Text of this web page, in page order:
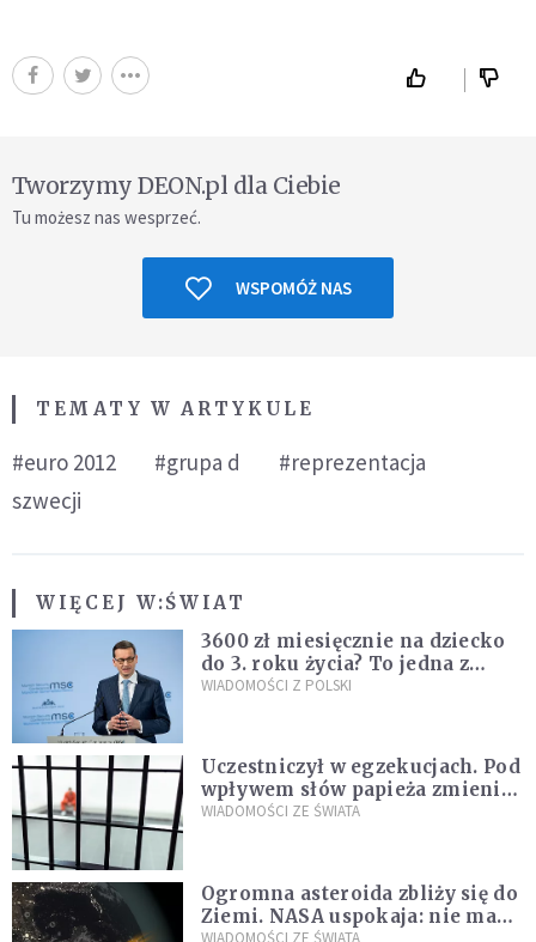
Tworzymy DEON.pl dla Ciebie
Tu możesz nas wesprzeć.
WSPOMÓŻ NAS
TEMATY W ARTYKULE
#euro 2012 #grupa d
#reprezentacja
szwecji
WIĘCEJ W:ŚWIAT
3600 zł miesięcznie na dziecko
do 3. roku życia? To jedna z
propozycji programu "Rozwój
WIADOMOŚCI Z POLSKI
Uczestniczył w egzekucjach. Pod
wpływem słów papieża zmienił
zdanie
WIADOMOŚCI ZE ŚWIATA
Ogromna asteroida zbliży się do
Ziemi. NASA uspokaja: nie ma
WIADOMOŚCI ZE ŚWIATA